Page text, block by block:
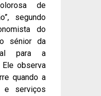
de
segundo
do
sénior da
para a
Ele observa
quando a
e serviços